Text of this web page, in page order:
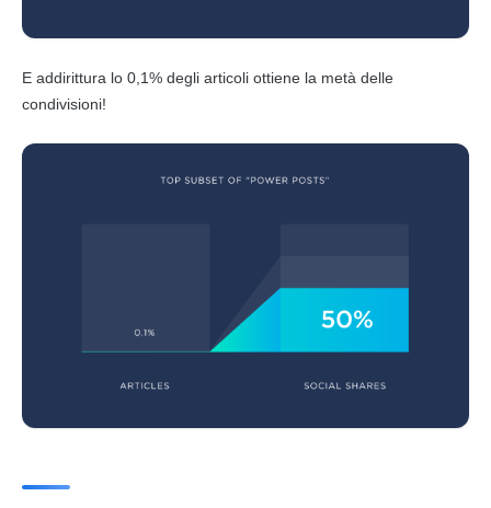
E addirittura lo 0,1% degli articoli ottiene la metà delle
condivisioni!